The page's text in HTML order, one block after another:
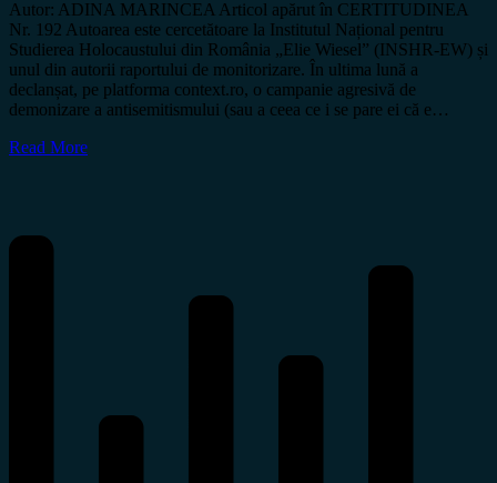
Autor: ADINA MARINCEA Articol apărut în CERTITUDINEA
Nr. 192 Autoarea este cercetătoare la Institutul Național pentru
Studierea Holocaustului din România „Elie Wiesel” (INSHR-EW) și
unul din autorii raportului de monitorizare. În ultima lună a
declanșat, pe platforma context.ro, o campanie agresivă de
demonizare a antisemitismului (sau a ceea ce i se pare ei că e…
Read More